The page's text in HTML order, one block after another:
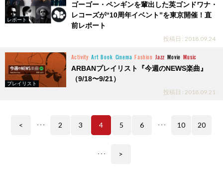
レポート
ゴーゴー・ペンギンを輩出した英ゴンドワナ・
レコーズが“10周年イベント”を東京開催！直
前レポート
投稿日 : 2018.09.24
プレイリスト
Activity Art Book Cinema Fashion Jazz Movie Music
ARBANプレイリスト『今週のNEWS楽曲』
（9/18〜9/21）
投稿日 : 2018.09.21
< ･･･ 2 3 4 5 6 ･･･ 10 20
･･･ >